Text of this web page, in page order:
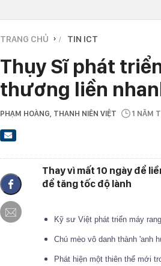
TRANG CHỦ › TIN ICT
Thụy Sĩ phát
thương liền
PHẠM HOÀNG , THANH NIÊN VIỆT 1 NĂM
Thay vì mất 10 ngày để
để tăng tốc độ lành
Kỹ sư Việt phát triển máy
Chú mèo vô danh thành 'anh
Phát hiện một thiên thể mới